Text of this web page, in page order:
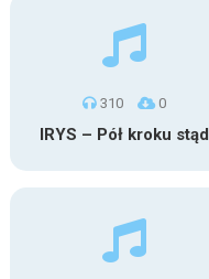
310 0
IRYS – Pół kroku stąd